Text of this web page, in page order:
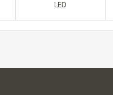
LED